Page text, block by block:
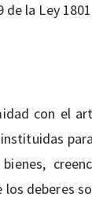
de la Ley
con el
deberes